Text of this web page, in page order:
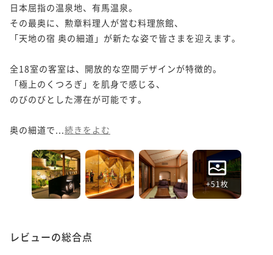
日本屈指の温泉地、有馬温泉。
その最奥に、勲章料理人が営む料理旅館、
「天地の宿 奥の細道」が新たな姿で皆さまを迎えます。
全18室の客室は、開放的な空間デザインが特徴的。
「極上のくつろぎ」を肌身で感じる、
のびのびとした滞在が可能です。
奥の細道で... 続きをよむ
+51枚
レビューの総合点